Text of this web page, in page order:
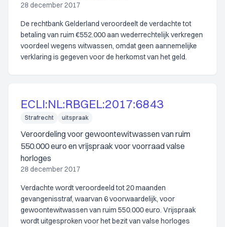
28 december 2017
De rechtbank Gelderland veroordeelt de verdachte tot
betaling van ruim €552.000 aan wederrechtelijk verkregen
voordeel wegens witwassen, omdat geen aannemelijke
verklaring is gegeven voor de herkomst van het geld.
ECLI:NL:RBGEL:2017:6843
Strafrecht uitspraak
Veroordeling voor gewoontewitwassen van ruim
550.000 euro en vrijspraak voor voorraad valse
horloges
28 december 2017
Verdachte wordt veroordeeld tot 20 maanden
gevangenisstraf, waarvan 6 voorwaardelijk, voor
gewoontewitwassen van ruim 550.000 euro. Vrijspraak
wordt uitgesproken voor het bezit van valse horloges